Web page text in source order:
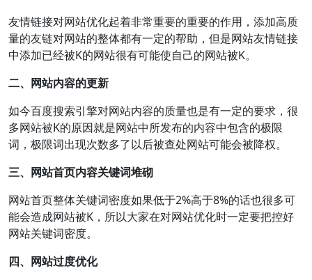
友情链接对网站优化起着非常重要的重要的作用，添加高质
量的友链对网站的整体都有一定的帮助，但是网站友情链接
中添加已经被K的网站很有可能使自己的网站被K。
二、网站内容的更新
如今百度搜索引擎对网站内容的质量也是有一定的要求，很
多网站被K的原因就是网站中所发布的内容中包含的极限
词，极限词出现次数多了以后被查处网站可能会被降权。
三、网站首页内容关键词堆砌
网站首页整体关键词密度如果低于2%高于8%的话也很多可
能会造成网站被K，所以大家在对网站优化时一定要把控好
网站关键词密度。
四、网站过度优化